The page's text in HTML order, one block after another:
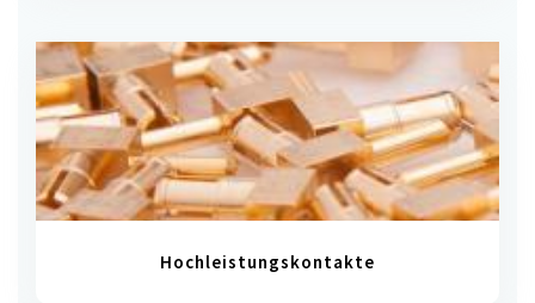
Hochleistungskontakte